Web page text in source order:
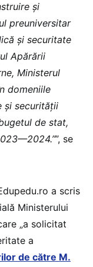
și
preuniversitar
și securitate
Apărării
Ministerul
domeniile
și securității
de stat,
”, se
a scris
Ministerului
„a solicitat
a
de către M.